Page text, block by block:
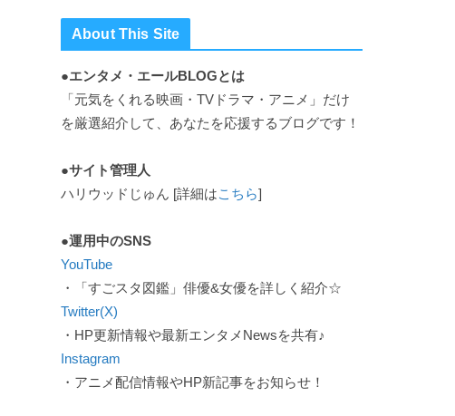
About This Site
●エンタメ・エールBLOGとは
「元気をくれる映画・TVドラマ・アニメ」だけ
を厳選紹介して、あなたを応援するブログです！
●サイト管理人
ハリウッドじゅん [詳細はこちら]
●運用中のSNS
YouTube
・「すごスタ図鑑」俳優&女優を詳しく紹介☆
Twitter(X)
・HP更新情報や最新エンタメNewsを共有♪
Instagram
・アニメ配信情報やHP新記事をお知らせ！